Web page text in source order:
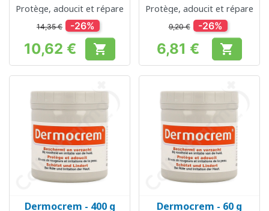
Protège, adoucit et répare
14,35 € -26%
Prix
10,62 € 
Protège, adoucit et répare
9,20 € -26%
Prix
6,81 € 
Dermocrem - 400 g Dermocrem - 60 g